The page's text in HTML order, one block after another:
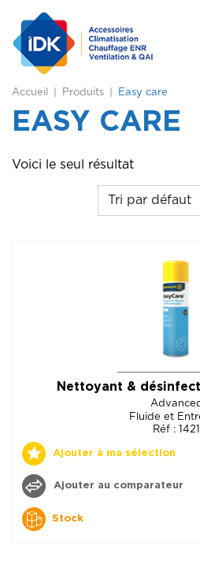
Accueil Produits Easy care
EASY CARE
Voici le seul résultat
Nettoyant &
Fluide et
Réf : 1421
Ajouter à ma sélection
Ajouter au comparateur
Stock